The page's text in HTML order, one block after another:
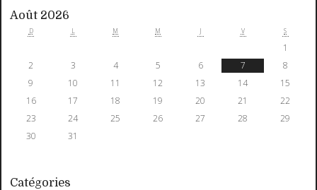
Août 2026
D L M M V S
1
2
3 4 5 6 7
8
9
10 11 12 13 14
15
16
17 18 19 20 21
22
23
24 25 26 27 28
29
30
31
Catégories